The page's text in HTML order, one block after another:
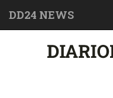
DD24 NEWS